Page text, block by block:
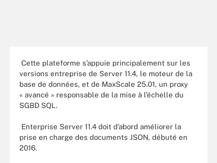
Cette plateforme s’appuie principalement sur les
versions entreprise de Server 11.4, le moteur de la
base de données, et de MaxScale 25.01, un proxy
« avancé » responsable de la mise à l’échelle du
SGBD SQL.
Enterprise Server 11.4 doit d’abord améliorer la
prise en charge des documents JSON, débuté en
2016.